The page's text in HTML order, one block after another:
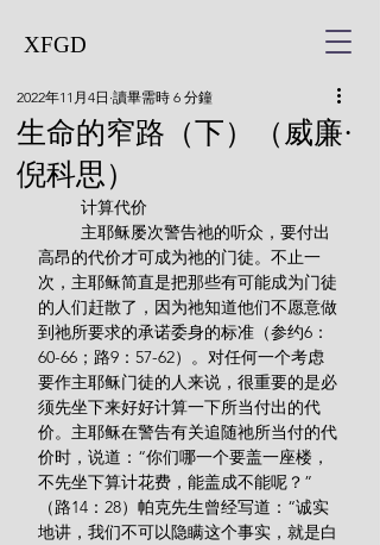
XFGD
生命的窄路（下）（威廉·
倪科思）
2022年11月4日 讀畢需時 6 分鐘
         计算代价
高昂的代价才可成为祂的门徒。不止一
次，主耶稣简直是把那些有可能成为门徒
的人们赶散了，因为祂知道他们不愿意做
到祂所要求的承诺委身的标准（参约6：
60-66；路9：57-62）。对任何一个考虑
要作主耶稣门徒的人来说，很重要的是必
须先坐下来好好计算一下所当付出的代
价。主耶稣在警告有关追随祂所当付的代
价时，说道：“你们哪一个要盖一座楼，
不先坐下算计花费，能盖成不能呢？”
（路14：28）帕克先生曾经写道：“诚实
地讲，我们不可以隐瞒这个事实，就是白